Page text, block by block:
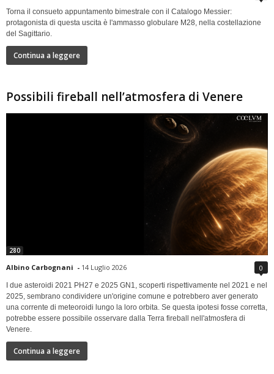
Torna il consueto appuntamento bimestrale con il Catalogo Messier:
protagonista di questa uscita è l'ammasso globulare M28, nella costellazione
del Sagittario.
Continua a leggere
Possibili fireball nell’atmosfera di Venere
280
Albino Carbognani - 14 Luglio 2026 0
I due asteroidi 2021 PH27 e 2025 GN1, scoperti rispettivamente nel 2021 e nel
2025, sembrano condividere un'origine comune e potrebbero aver generato
una corrente di meteoroidi lungo la loro orbita. Se questa ipotesi fosse corretta,
potrebbe essere possibile osservare dalla Terra fireball nell'atmosfera di
Venere.
Continua a leggere